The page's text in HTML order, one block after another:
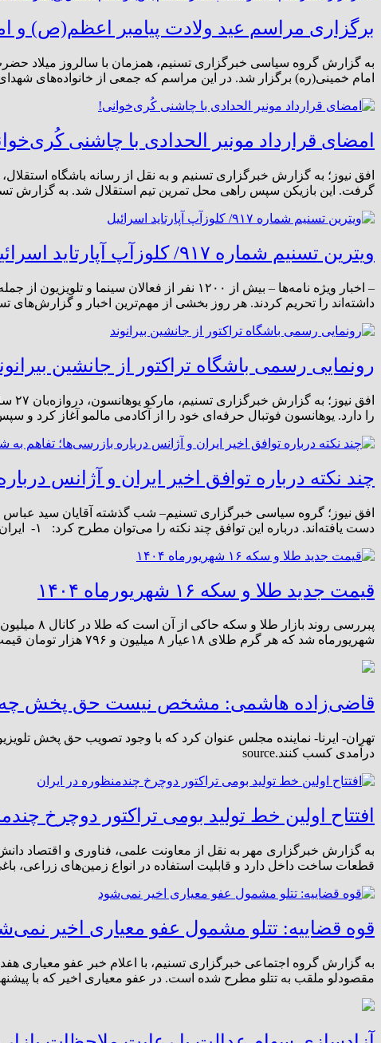
برگزاری مراسم عید ولادت پیامبر اعظم(ص) و
به گزارش گروه سیاسی خبرگزاری تسنیم، همزمان با سالروز
امام خمینی(ره) برگزار شد. در این مراسم که جمعی از خانواده‌های شهدای جنگ تحمیلی ۱۲ روزه از نقاط مختلف کشور، قشرهای
امضای قرارداد مونیر الحدادی با چاشنی
افق نیوز؛ به گزارش خبرگزاری تسنیم و به نقل از رسانه باشگاه
گرفت. این بازیکن سپس راهی محل تمرین تیم استقلال شد. به گزارش
ویترین تسنیم شماره ۹۱۷/ کلوزآپ آپارتاید اسرائیل
– اخبار ویژه نامه‌ها – بیش از ۱۲۰۰ نفر از
داشته‌اند را تحریم کردند. هر روز بخشی از مهم‌ترین اخبار و گزارش‌های تسنیم
رونمایی رسمی باشگاه تراکتور از جانشین
را دارد. یوهانسون فوتبال حرفه‌ای خود را از آکادمی مالمو آغاز کرد
چند نکته درباره توافق اخیر ایران و آژانس
افق نیوز؛ گروه سیاسی خبرگزاری تسنیم– شب گذشته آقایان سید عباس
دست یافته‌اند. درباره این توافق چند نکته را می‌توان مطرح کرد: ۱- ایران بر اساس قانون مصوب مجلس، بعد از تجاوز نظامی ۱۲ روزه […]
قیمت جدید طلا و سکه ۱۶ شهریورماه ۱۴۰۴
شهریورماه شد که هر گرم طلای ۱۸عیار ۸ میلیون و ۷۹۶ هزار تومان قیمت پیدا […]
قاضی‌زاده هاشمی: مشخص نیست حق پخش چه
تهران- ایرنا- نماینده مجلس عنوان کرد که با وجود تصویب حق پخش
درآمدی کسب کنند.source
افتتاح اولین خط تولید بومی تراکتور دوچرخ
قطعات ساخت داخل دارد و قابلیت استفاده در انواع زمین‌های زراعی، باغی و
قوه قضاییه: تتلو مشمول عفو معیاری اخیر
به گزارش گروه اجتماعی خبرگزاری تسنیم، با اعلام خبر عفو معیاری
مقصودلو ملقب به تتلو مطرح شده است. در عفو معیاری اخیر که با